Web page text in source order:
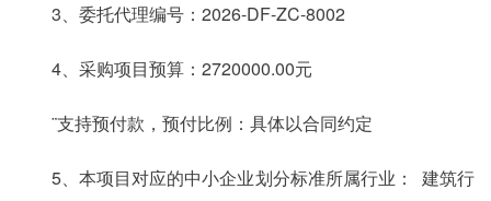
3、委托代理编号：2026-DF-ZC-8002
4、采购项目预算：2720000.00元
¨支持预付款，预付比例：具体以合同约定
5、本项目对应的中小企业划分标准所属行业： 建筑行